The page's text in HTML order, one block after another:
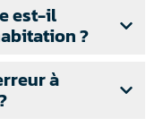
est-il
?
à